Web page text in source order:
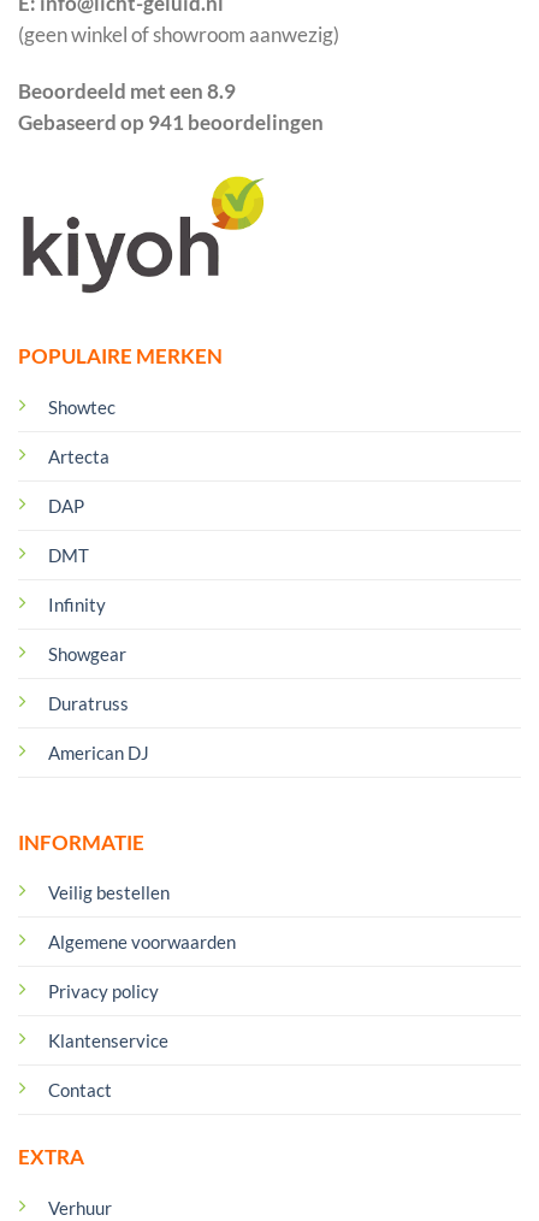
POPULAIRE MERKEN
Showtec
Artecta
DAP
DMT
Infinity
Showgear
Duratruss
American DJ
INFORMATIE
Veilig bestellen
Algemene voorwaarden
Privacy policy
Klantenservice
Contact
EXTRA
Verhuur
(geen winkel of showroom aanwezig)
Beoordeeld met een 8.9
Gebaseerd op 941 beoordelingen